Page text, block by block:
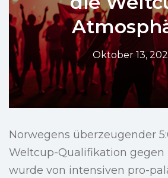
Oktober 13,
Norwegens überzeugender
Weltcup-Qualifikation gegen
wurde von intensiven pro-